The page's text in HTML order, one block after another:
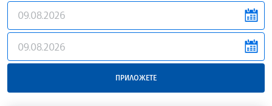
news.filter.from
news.filter.to
ПРИЛОЖЕТЕ